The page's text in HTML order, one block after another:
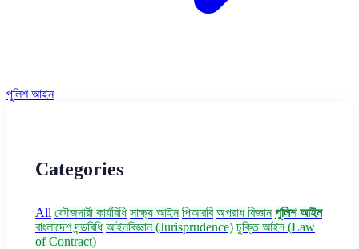
Categories
All ফৌজদারী কার্যবিধি সাক্ষ্য আইন পিআরবি অপরাধ বিজ্ঞান পুলিশ আইন
বাংলাদেশ দন্ডবিধি আইনবিজ্ঞান (Jurisprudence) চুক্তি আইন (Law
of Contract)
পুলিশ আইন